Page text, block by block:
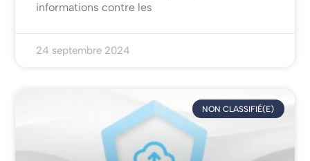
informations contre les
24 septembre 2024
NON CLASSIFIÉ(E)